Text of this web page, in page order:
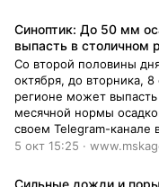
Синоптик: До 50 мм
выпасть в столичном
Со второй половины
октября, до вторника,
регионе может
месячной нормы
своем Telegram-канале
центра погоды «Фобос»
Русской равнине
5 окт 15:25 ·
Сильные дожди и